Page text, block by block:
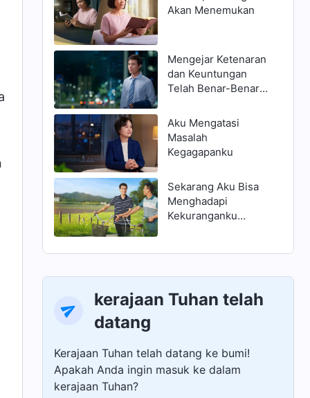
Zaman?
Akan Menemukan
Mengejar Ketenaran
dan Keuntungan
Telah Benar-Benar
Aku Mengatasi
Masalah
Kegagapanku
Sekarang Aku Bisa
Menghadapi
Kekuranganku
kerajaan Tuhan telah
datang
Kerajaan Tuhan telah datang ke bumi!
Apakah Anda ingin masuk ke dalam
kerajaan Tuhan?